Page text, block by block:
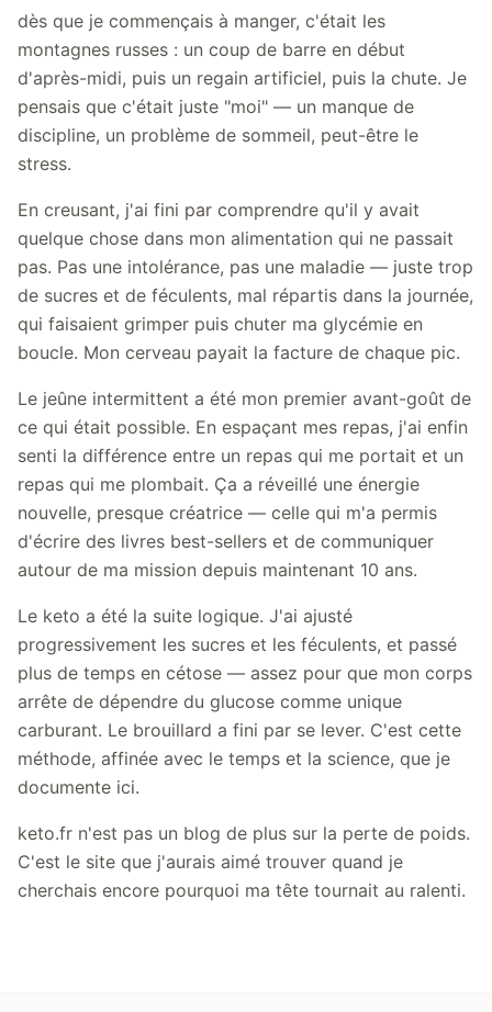
dès que je commençais à manger, c'était les
montagnes russes : un coup de barre en début
d'après-midi, puis un regain artificiel, puis la chute. Je
pensais que c'était juste "moi" — un manque de
discipline, un problème de sommeil, peut-être le
stress.
En creusant, j'ai fini par comprendre qu'il y avait
quelque chose dans mon alimentation qui ne passait
pas. Pas une intolérance, pas une maladie — juste trop
de sucres et de féculents, mal répartis dans la journée,
qui faisaient grimper puis chuter ma glycémie en
boucle. Mon cerveau payait la facture de chaque pic.
Le jeûne intermittent a été mon premier avant-goût de
ce qui était possible. En espaçant mes repas, j'ai enfin
senti la différence entre un repas qui me portait et un
repas qui me plombait. Ça a réveillé une énergie
nouvelle, presque créatrice — celle qui m'a permis
d'écrire des livres best-sellers et de communiquer
autour de ma mission depuis maintenant 10 ans.
Le keto a été la suite logique. J'ai ajusté
progressivement les sucres et les féculents, et passé
plus de temps en cétose — assez pour que mon corps
arrête de dépendre du glucose comme unique
carburant. Le brouillard a fini par se lever. C'est cette
méthode, affinée avec le temps et la science, que je
documente ici.
keto.fr n'est pas un blog de plus sur la perte de poids.
C'est le site que j'aurais aimé trouver quand je
cherchais encore pourquoi ma tête tournait au ralenti.